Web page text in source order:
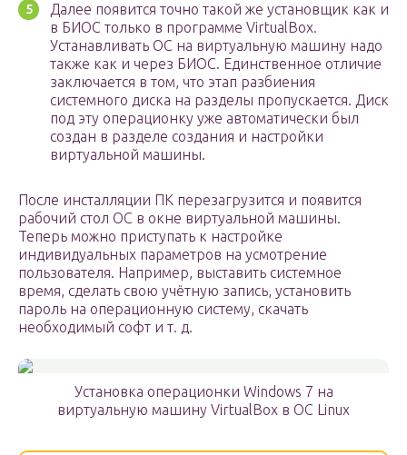
Далее появится точно такой же установщик как и
в БИОС только в программе VirtualBox.
Устанавливать ОС на виртуальную машину надо
также как и через БИОС. Единственное отличие
заключается в том, что этап разбиения
системного диска на разделы пропускается. Диск
под эту операционку уже автоматически был
создан в разделе создания и настройки
виртуальной машины.
После инсталляции ПК перезагрузится и появится
рабочий стол ОС в окне виртуальной машины.
Теперь можно приступать к настройке
индивидуальных параметров на усмотрение
пользователя. Например, выставить системное
время, сделать свою учётную запись, установить
пароль на операционную систему, скачать
необходимый софт и т. д.
Установка операционки Windows 7 на
виртуальную машину VirtualBox в ОС Linux